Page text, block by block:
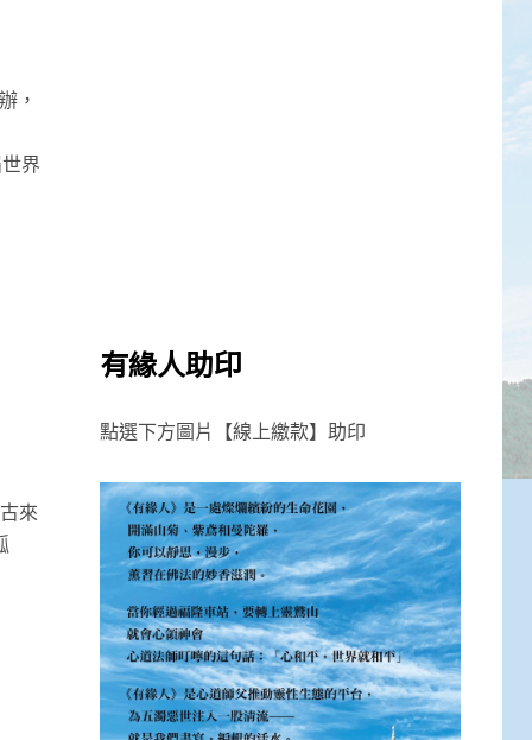
，
界
來
有緣人助印
點選下方圖片【線上繳款】助印